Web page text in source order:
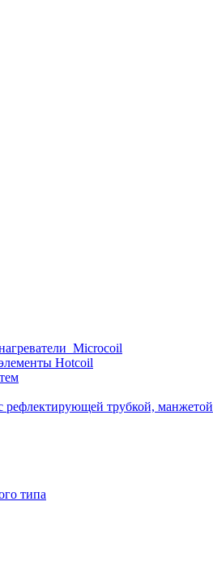
Hotcoil
рефлектирующей трубкой, манжетой
типа